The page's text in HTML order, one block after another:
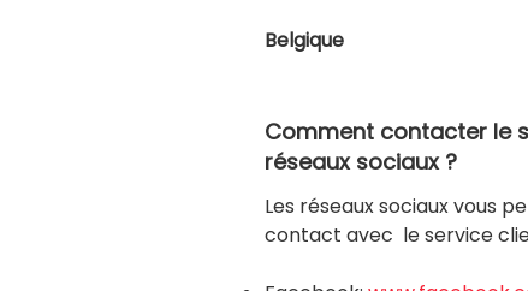
Belgique
Comment contacter le
réseaux sociaux ?
Les réseaux sociaux vous
contact avec le service